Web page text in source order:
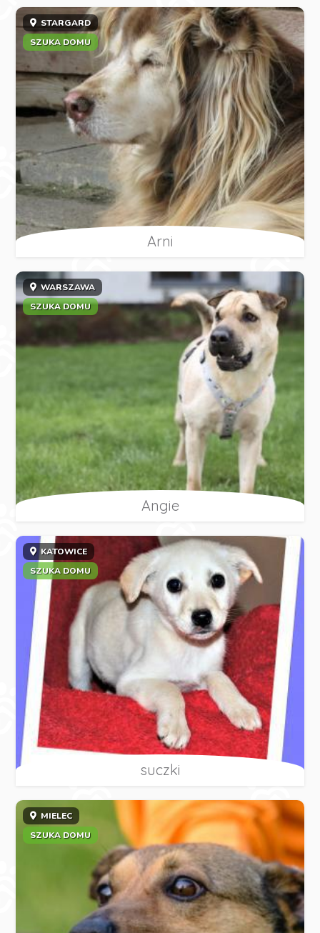
STARGARD
SZUKA DOMU
Arni
WARSZAWA
SZUKA DOMU
Angie
KATOWICE
SZUKA DOMU
suczki
MIELEC
SZUKA DOMU